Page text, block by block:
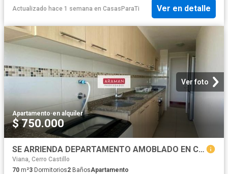
Actualizado hace 1 semana en CasasParaTi Ver en detalle
Ver foto
Apartamento·en alquiler
$ 750.000
SE ARRIENDA DEPARTAMENTO AMOBLADO EN CERRO LOS PLACERES
Viana, Cerro Castillo
70 m²3 Dormitorios2 BañosApartamento